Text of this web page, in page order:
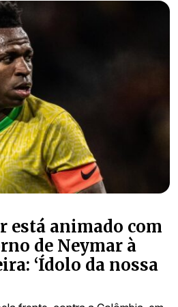
está animado com
de Neymar à
‘Ídolo da nossa